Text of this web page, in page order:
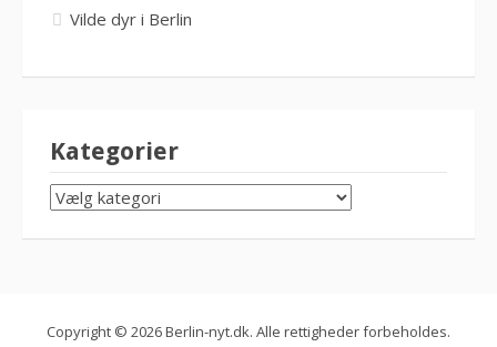
Vilde dyr i Berlin
Kategorier
KATEGORIER
Copyright © 2026 Berlin-nyt.dk. Alle rettigheder forbeholdes.